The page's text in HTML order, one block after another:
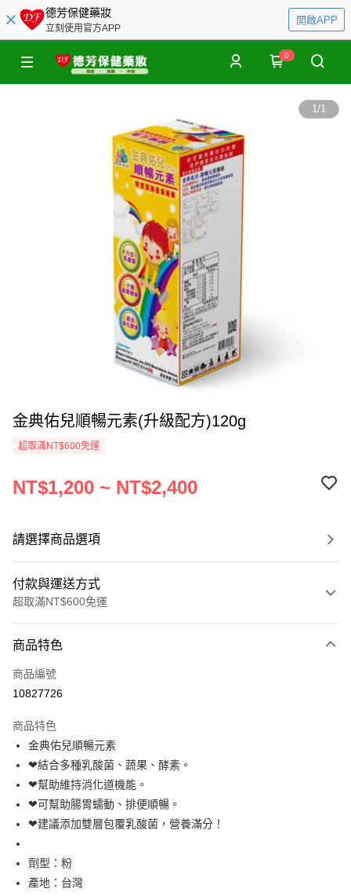
德芳保健藥妝
立刻使用官方APP
開啟APP
0
1/1
金典佑兒順暢元素(升級配方)120g
超取滿NT$600免運
NT$1,200 ~ NT$2,400
請選擇商品選項
付款與運送方式
超取滿NT$600免運
信用卡一次付款
超商取貨付款
Apple Pay
街口支付
悠遊付
Google Pay
全盈+PAY
AFTEE先享後付
商品特色
商品編號
10827726
商品特色
金典佑兒順暢元素
❤結合多種乳酸菌、蔬果、酵素。
❤幫助維持消化道機能。
❤可幫助腸胃蠕動、排便順暢。
❤建議添加雙層包覆乳酸菌，營養滿分！
劑型：粉
產地：台灣